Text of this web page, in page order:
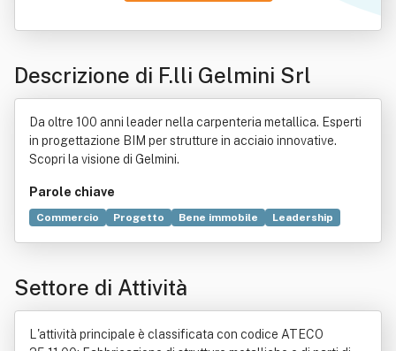
Descrizione di F.lli Gelmini Srl
Da oltre 100 anni leader nella carpenteria metallica. Esperti
in progettazione BIM per strutture in acciaio innovative.
Scopri la visione di Gelmini.
Parole chiave
Commercio Progetto Bene immobile
Leadership
Carpenteria
Edilizia Norma giuridica
Settore di Attività
L'attività principale è classificata con codice ATECO